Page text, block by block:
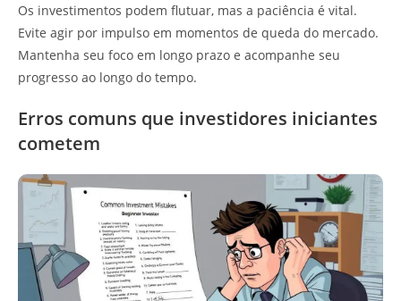
Os investimentos podem flutuar, mas a paciência é vital.
Evite agir por impulso em momentos de queda do mercado.
Mantenha seu foco em longo prazo e acompanhe seu
progresso ao longo do tempo.
Erros comuns que investidores iniciantes
cometem